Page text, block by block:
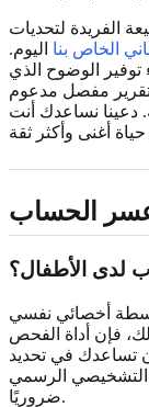
الفريدة لتحديات
الخاص بنا اليوم.
الوضوح الذي
لتقرير مفصل مدعوم
دعينا نساعدك أنت
عسر الحساب
لدى الأطفال؟
أخصائي نفسي
فإن أداة الفحص
تساعدك في تحديد
التشخيصي الرسمي
ضروريًا.